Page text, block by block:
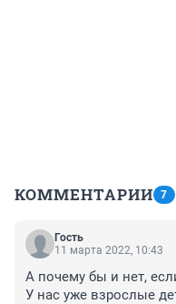
КОММЕНТАРИИ 7
Гость
11 марта 2022, 10:43
А почему бы и нет,
У нас уже взрослые